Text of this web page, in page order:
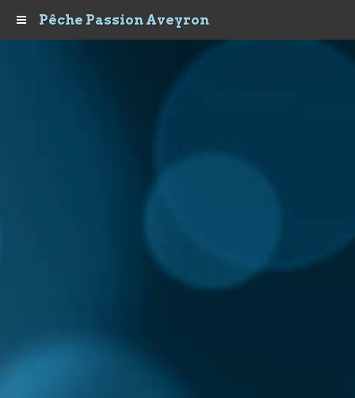
Pêche Passion Aveyron